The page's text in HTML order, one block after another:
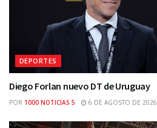
DEPORTES
Diego Forlan nuevo DT de Uruguay
POR 1000 NOTICIAS 5 6 DE AGOSTO DE 2026